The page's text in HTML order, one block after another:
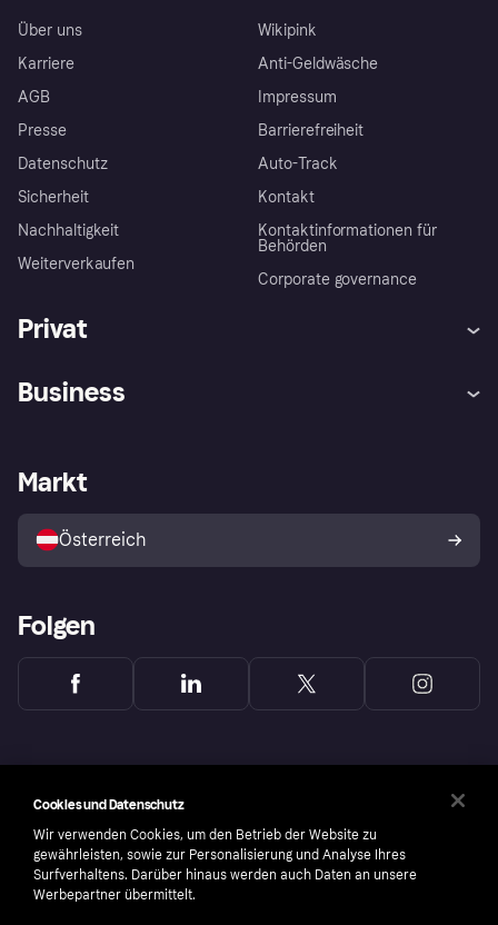
Über uns
Karriere
AGB
Presse
Datenschutz
Sicherheit
Nachhaltigkeit
Weiterverkaufen
Wikipink
Anti-Geldwäsche
Impressum
Barrierefreiheit
Auto-Track
Kontakt
Kontaktinformationen für
Behörden
Corporate governance
Privat
Shops entdecken
Business
Händlerportal
Markt
Österreich
Folgen
Cookies und Datenschutz
Wir verwenden Cookies, um den Betrieb der Website zu
gewährleisten, sowie zur Personalisierung und Analyse Ihres
Surfverhaltens. Darüber hinaus werden auch Daten an unsere
Werbepartner übermittelt.